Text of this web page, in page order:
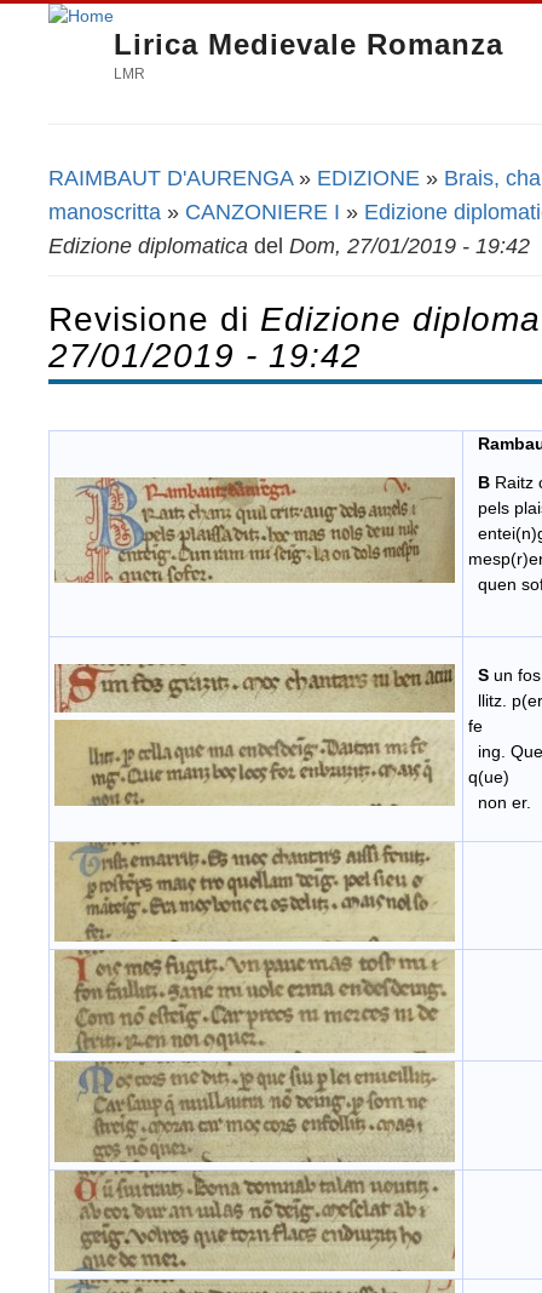
Lirica Medievale Romanza
LMR
Tu sei qui
RAIMBAUT D'AURENGA» EDIZIONE » Brais,
manoscritta » CANZONIERE I » Edizione
Edizione diplomatica del Dom, 27/01/2019 - 19:42
Revisione di Edizione
27/01/2019 - 19:42
B Raitz
pels
quen
S un
llitz.
fe
ing.
q(ue)
non er.